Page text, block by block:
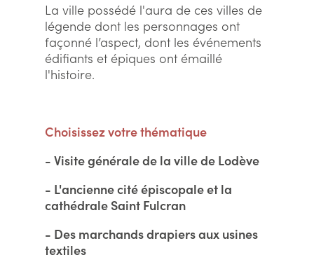
La ville possédé l'aura de ces villes de
légende dont les personnages ont
façonné l’aspect, dont les événements
édifiants et épiques ont émaillé
l'histoire.
Choisissez votre thématique
- Visite générale de la ville de Lodève
- L'ancienne cité épiscopale et la
cathédrale Saint Fulcran
- Des marchands drapiers aux usines
textiles